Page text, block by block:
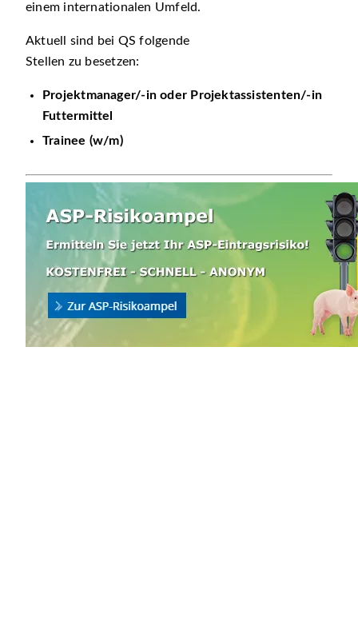
einem internationalen Umfeld.
Aktuell sind bei QS folgende
Stellen zu besetzen:
Projektmanager/-in oder Projektassistenten/-in
Futtermittel
Trainee (w/m)